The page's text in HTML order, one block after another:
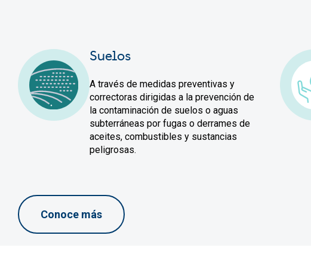
Suelos
A través de medidas preventivas y
correctoras dirigidas a la prevención de
la contaminación de suelos o aguas
subterráneas por fugas o derrames de
aceites, combustibles y sustancias
peligrosas.
Conoce más